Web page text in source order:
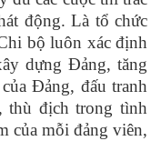
động. Là tổ chức
bộ luôn xác định
dựng Đảng, tăng
Đảng, đấu tranh
thù địch trong tình
của mỗi đảng viên,